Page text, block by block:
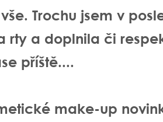
Trochu jsem v
rty a doplnila či
příště....
make-up